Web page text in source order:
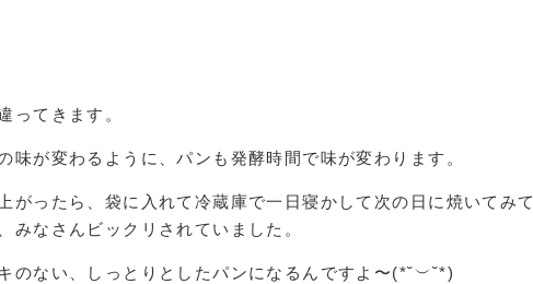
ってきます。
味が変わるように、パンも発酵時間で味が変わります。
がったら、袋に入れて冷蔵庫で一日寝かして次の日に焼いてみて
みなさんビックリされていました。
のない、しっとりとしたパンになるんですよ〜(*˘︶˘*)